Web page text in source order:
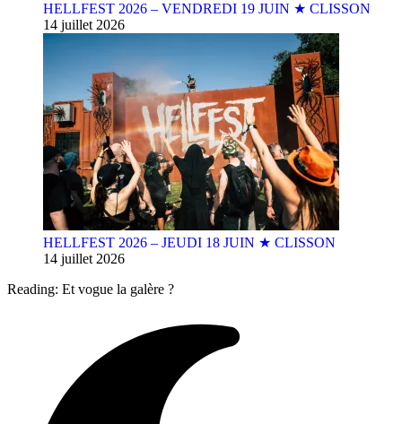
HELLFEST 2026 – VENDREDI 19 JUIN ★ CLISSON
14 juillet 2026
HELLFEST 2026 – JEUDI 18 JUIN ★ CLISSON
14 juillet 2026
Reading: Et vogue la galère ?